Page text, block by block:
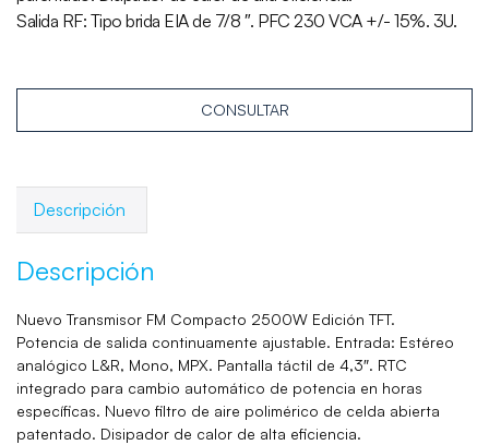
Salida RF: Tipo brida EIA de 7/8 ″. PFC 230 VCA +/- 15%. 3U.
CONSULTAR
Descripción
Descripción
Nuevo Transmisor FM Compacto 2500W Edición TFT.
Potencia de salida continuamente ajustable. Entrada: Estéreo
analógico L&R, Mono, MPX. Pantalla táctil de 4,3″. RTC
integrado para cambio automático de potencia en horas
específicas. Nuevo filtro de aire polimérico de celda abierta
patentado. Disipador de calor de alta eficiencia.